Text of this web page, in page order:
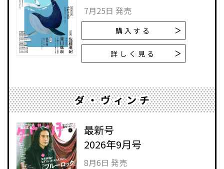
7月25日 発売
購入する
詳しく見る
ダ・ヴィンチ
最新号
2026年9月号
8月6日 発売